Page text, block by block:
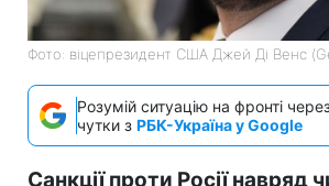
Фото: віцепрезидент США Джей Ді Венс
Розумій ситуацію на фронті
чутки з РБК-Україна у Google
Санкції проти Росії навряд